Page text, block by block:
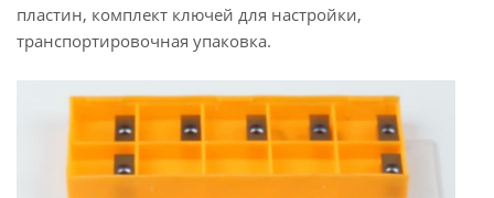
пластин, комплект ключей для настройки,
транспортировочная упаковка.